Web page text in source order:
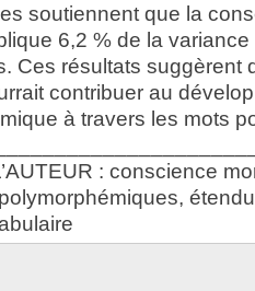
soutiennent que la
6,2 % de la
Ces résultats suggèrent
contribuer au
à travers les mots
: conscience